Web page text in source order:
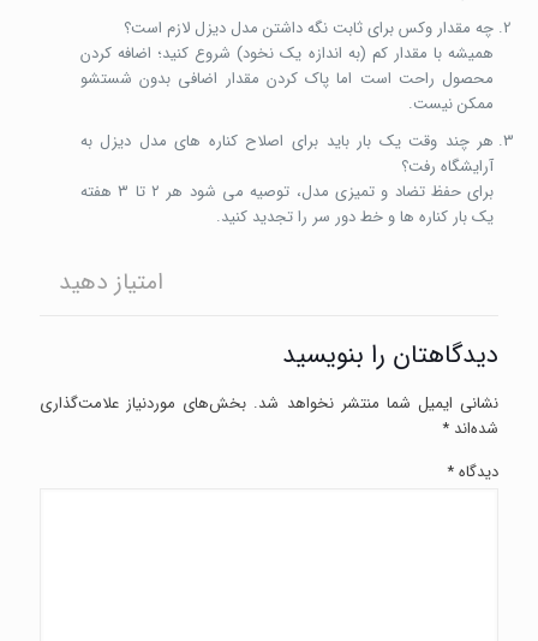
چه مقدار وکس برای ثابت نگه داشتن مدل دیزل لازم است؟
همیشه با مقدار کم (به اندازه یک نخود) شروع کنید؛ اضافه کردن
محصول راحت است اما پاک کردن مقدار اضافی بدون شستشو
ممکن نیست.
هر چند وقت یک بار باید برای اصلاح کناره های مدل دیزل به
آرایشگاه رفت؟
برای حفظ تضاد و تمیزی مدل، توصیه می شود هر ۲ تا ۳ هفته
یک بار کناره ها و خط دور سر را تجدید کنید.
امتیاز دهید
دیدگاهتان را بنویسید
نشانی ایمیل شما منتشر نخواهد شد. بخش‌های موردنیاز علامت‌گذاری
شده‌اند *
دیدگاه*